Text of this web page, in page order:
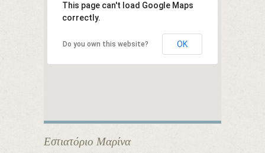
This page can't load Google Maps
correctly.
Do you own this website? OK
Εστιατόριο Μαρίνα